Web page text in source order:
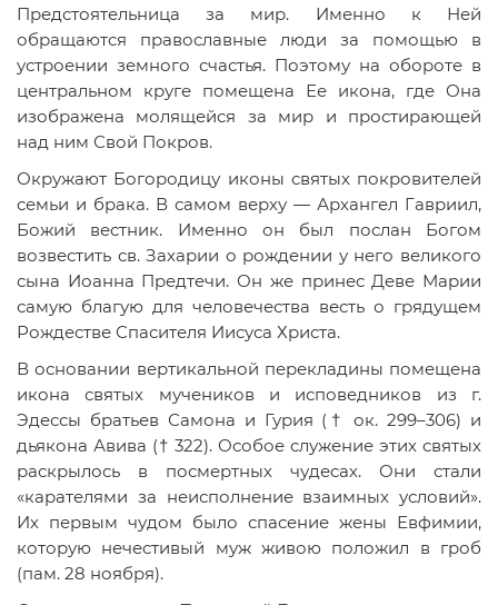
Предстоятельница за мир. Именно к Ней
обращаются православные люди за помощью в
устроении земного счастья. Поэтому на обороте в
центральном круге помещена Ее икона, где Она
изображена молящейся за мир и простирающей
над ним Свой Покров.
Окружают Богородицу иконы святых покровителей
семьи и брака. В самом верху — Архангел Гавриил,
Божий вестник. Именно он был послан Богом
возвестить св. Захарии о рождении у него великого
сына Иоанна Предтечи. Он же принес Деве Марии
самую благую для человечества весть о грядущем
Рождестве Спасителя Иисуса Христа.
В основании вертикальной перекладины помещена
икона святых мучеников и исповедников из г.
Эдессы братьев Самона и Гурия († ок. 299–306) и
дьякона Авива († 322). Особое служение этих святых
раскрылось в посмертных чудесах. Они стали
«карателями за неисполнение взаимных условий».
Их первым чудом было спасение жены Евфимии,
которую нечестивый муж живою положил в гроб
(пам. 28 ноября).